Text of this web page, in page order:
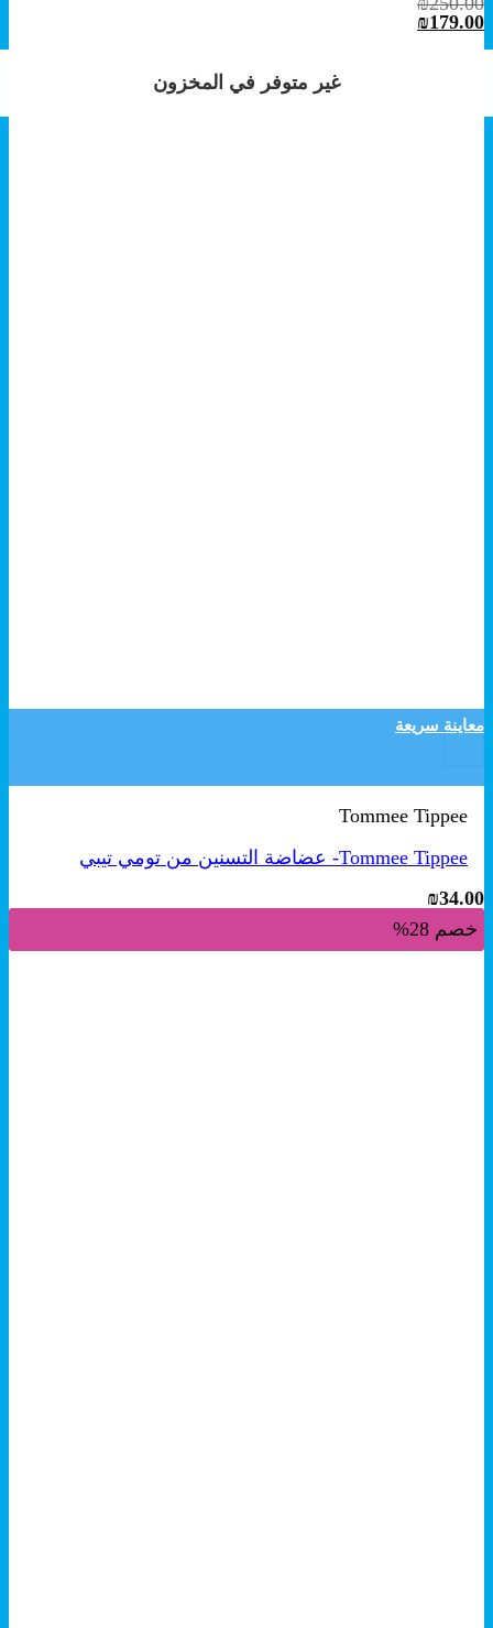
السعر ₪179.00
معاينة سريعة
Tommee Tippee
Tommee Tippee- عضاضة التسنين من تومي تيبي
₪34.00
خصم 28%
غير متوفر في المخزون
غير متوفر في المخزون
غير متوفر في المخزون